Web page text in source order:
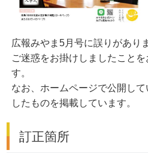
広報みやま5月号に誤りがあり
ご迷惑をお掛けしましたこと
す。
なお、ホームページで公開し
したものを掲載しています。
訂正箇所